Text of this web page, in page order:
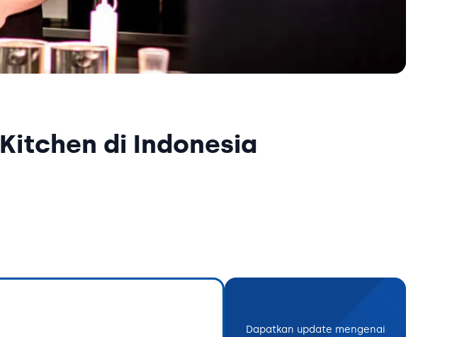
di Indonesia
Dapatkan update mengenai